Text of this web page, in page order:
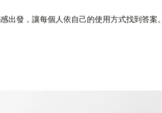
出發，讓每個人依自己的使用方式找到答案。